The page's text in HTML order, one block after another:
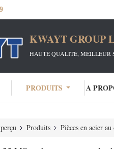
KWAYT GROUP
HAUTE QUALITÉ,
PRODUITS A
Produits Pièces en acier au